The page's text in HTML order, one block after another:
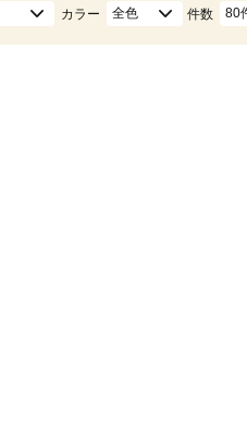
カラー 全色 件数 80